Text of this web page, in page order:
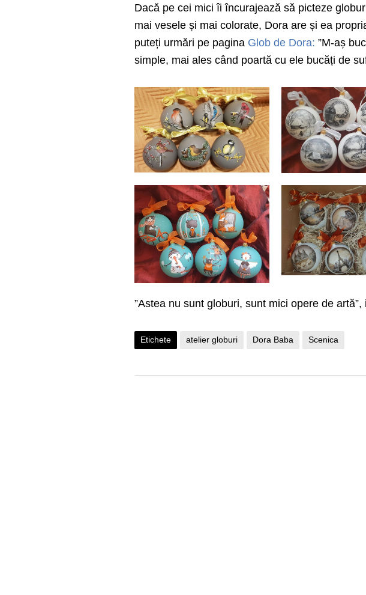
Dacă pe cei mici îi încurajează să picteze
mai vesele și mai colorate, Dora are și ea
puteți urmări pe pagina Glob de Dora: ”M-aș
simple, mai ales când poartă cu ele bucăți de
”Astea nu sunt globuri, sunt mici opere de
Etichete atelier globuri Dora Baba Scenica